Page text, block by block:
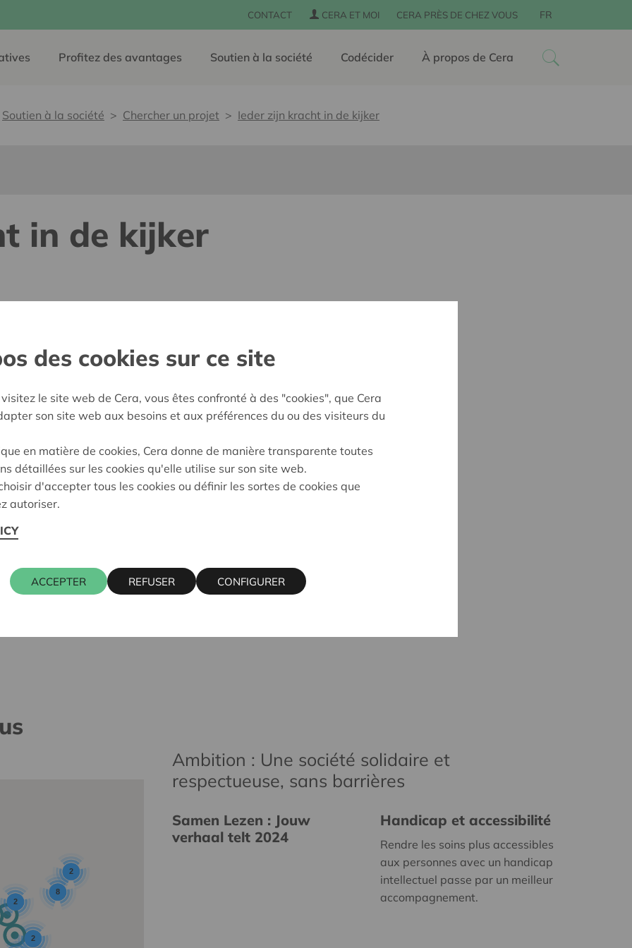
CONTACT CERA ET MOI CERA PRÈS DE CHEZ VOUS FR
Profitez des avantages Soutien à la société Codécider À propos de Cera
Soutien à la société Chercher un projet Ieder zijn kracht in de kijker
in de kijker
sans barrières
décision:
Approuvé
Cera contact
016 27 96 74
kris.debruyne@cera.coop
8
2
2
2
Ambition : Une société solidaire et
respectueuse, sans barrières
Samen Lezen : Jouw
verhaal telt 2024
Handicap et accessibilité
Rendre les soins plus accessibles
aux personnes avec un handicap
intellectuel passe par un meilleur
accompagnement.
des cookies sur ce site
le site web de Cera, vous êtes confronté à des "cookies", que Cera
son site web aux besoins et aux préférences du ou des visiteurs du
en matière de cookies, Cera donne de manière transparente toutes
détaillées sur les cookies qu'elle utilise sur son site web.
d'accepter tous les cookies ou définir les sortes de cookies que
autoriser.
ACCEPTER REFUSER CONFIGURER